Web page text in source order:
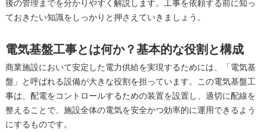
後の管理までを分かりやすく解説します。工事を依頼する前に知っ
ておきたい知識をしっかりと押さえていきましょう。
電気基盤工事とは何か？基本的な役割と構成
商業施設において安定した電力供給を実現するためには、「電気基
盤」と呼ばれる設備が大きな役割を担っています。この電気基盤工
事は、配電をコントロールするための装置を設置し、適切に配線を
整えることで、施設全体の電気を安全かつ効率的に運用できるよう
にするものです。